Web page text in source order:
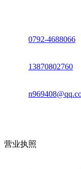
0792-4688066
13870802760
营业执照